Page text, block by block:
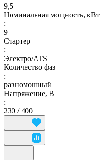
9,5
Номинальная мощность, кВт
:
9
Стартер
:
Электро/ATS
Количество фаз
:
равномощный
Напряжение, В
:
230 / 400